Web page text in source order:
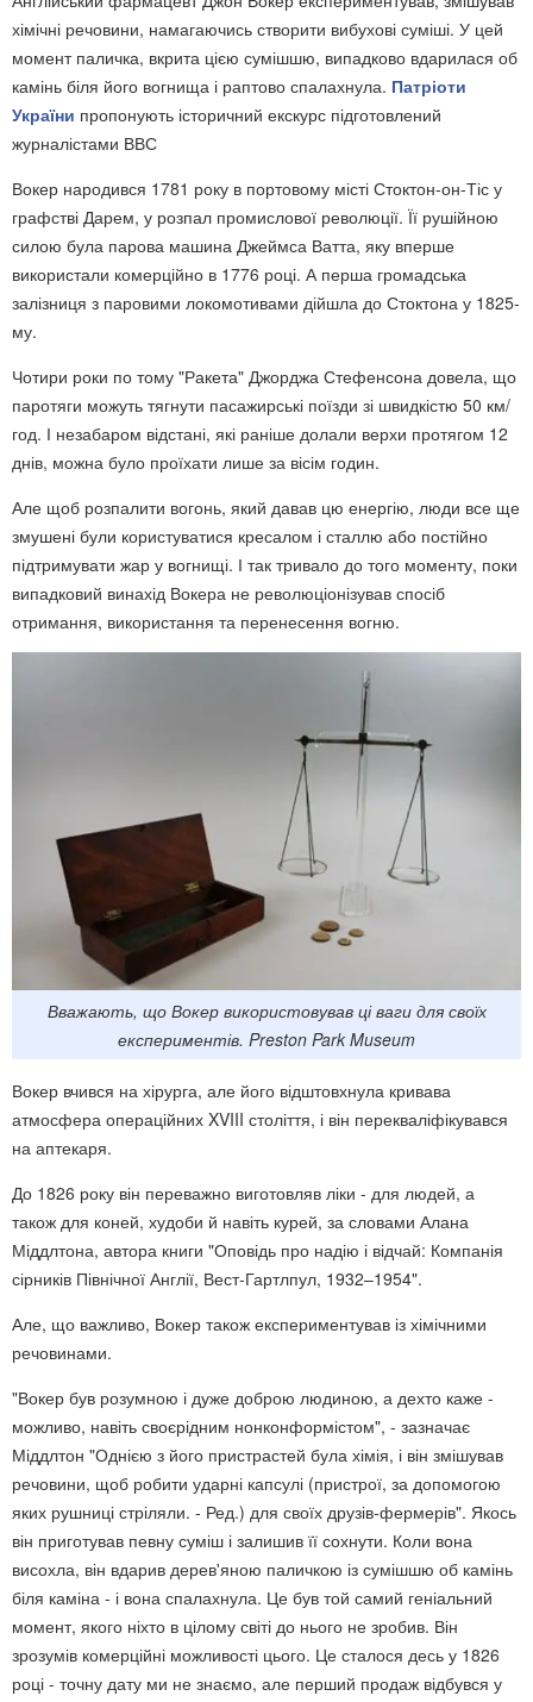
хімічні речовини, намагаючись створити вибухові суміші. У цей
момент паличка, вкрита цією сумішшю, випадково вдарилася об
камінь біля його вогнища і раптово спалахнула. Патріоти
України пропонують історичний екскурс підготовлений
журналістами ВВС
Вокер народився 1781 року в портовому місті Стоктон-он-Тіс у
графстві Дарем, у розпал промислової революції. Її рушійною
силою була парова машина Джеймса Ватта, яку вперше
використали комерційно в 1776 році. А перша громадська
залізниця з паровими локомотивами дійшла до Стоктона у 1825-
му.
Чотири роки по тому "Ракета" Джорджа Стефенсона довела, що
паротяги можуть тягнути пасажирські поїзди зі швидкістю 50 км/
год. І незабаром відстані, які раніше долали верхи протягом 12
днів, можна було проїхати лише за вісім годин.
Але щоб розпалити вогонь, який давав цю енергію, люди все ще
змушені були користуватися кресалом і сталлю або постійно
підтримувати жар у вогнищі. І так тривало до того моменту, поки
випадковий винахід Вокера не революціонізував спосіб
отримання, використання та перенесення вогню.
Вважають, що Вокер використовував ці ваги для своїх
експериментів. Preston Park Museum
Вокер вчився на хірурга, але його відштовхнула кривава
атмосфера операційних XVIII століття, і він перекваліфікувався
на аптекаря.
До 1826 року він переважно виготовляв ліки - для людей, а
також для коней, худоби й навіть курей, за словами Алана
Міддлтона, автора книги "Оповідь про надію і відчай: Компанія
сірників Північної Англії, Вест-Гартлпул, 1932–1954".
Але, що важливо, Вокер також експериментував із хімічними
речовинами.
"Вокер був розумною і дуже доброю людиною, а дехто каже -
можливо, навіть своєрідним нонконформістом", - зазначає
Міддлтон "Однією з його пристрастей була хімія, і він змішував
речовини, щоб робити ударні капсулі (пристрої, за допомогою
яких рушниці стріляли. - Ред.) для своїх друзів-фермерів". Якось
він приготував певну суміш і залишив її сохнути. Коли вона
висохла, він вдарив дерев'яною паличкою із сумішшю об камінь
біля каміна - і вона спалахнула. Це був той самий геніальний
момент, якого ніхто в цілому світі до нього не зробив. Він
зрозумів комерційні можливості цього. Це сталося десь у 1826
році - точну дату ми не знаємо, але перший продаж відбувся у